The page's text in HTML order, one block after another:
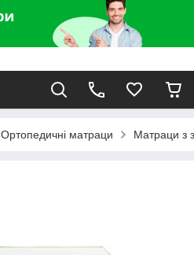
Ортопедичні матраци Матраци з